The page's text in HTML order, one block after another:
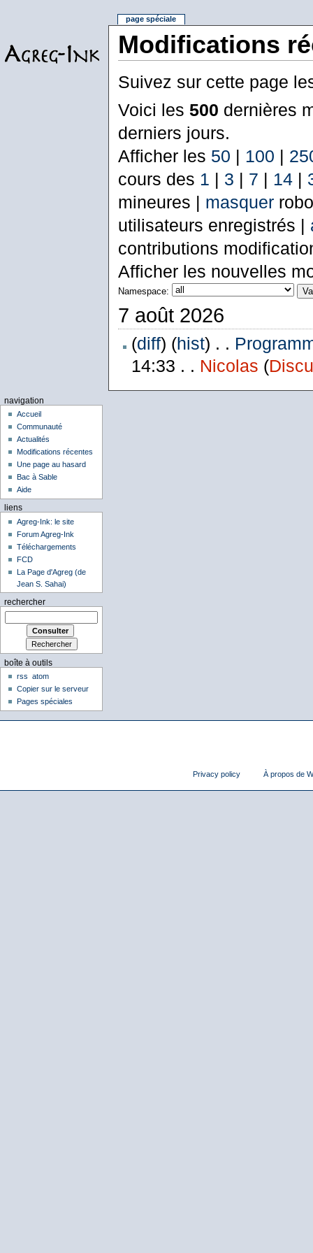
Modifications
Suivez sur cette page
Voici les 500 dernières
derniers jours.
Afficher les 50 | 100 |
cours des 1 | 3 | 7 | 14|
mineures | masquer
utilisateurs enregistrés |
contributions
Afficher les nouvelles
Namespace:
7 août 2026
(diff) (hist) . .
14:33 . . Nicolas (
page spéciale
navigation
Accueil
Communauté
Actualités
Modifications récentes
Une page au hasard
Bac à Sable
Aide
liens
Agreg-Ink: le site
Forum Agreg-Ink
Téléchargements
FCD
La Page d'Agreg (de
Jean S. Sahai)
rechercher
boîte à outils
rss
atom
Copier sur le serveur
Pages spéciales
Privacy policy À propos de